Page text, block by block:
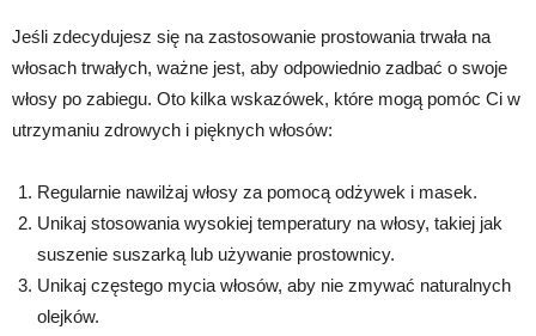
Jeśli zdecydujesz się na zastosowanie prostowania trwała na
włosach trwałych, ważne jest, aby odpowiednio zadbać o swoje
włosy po zabiegu. Oto kilka wskazówek, które mogą pomóc Ci w
utrzymaniu zdrowych i pięknych włosów:
Regularnie nawilżaj włosy za pomocą odżywek i masek.
Unikaj stosowania wysokiej temperatury na włosy, takiej jak
suszenie suszarką lub używanie prostownicy.
Unikaj częstego mycia włosów, aby nie zmywać naturalnych
olejków.